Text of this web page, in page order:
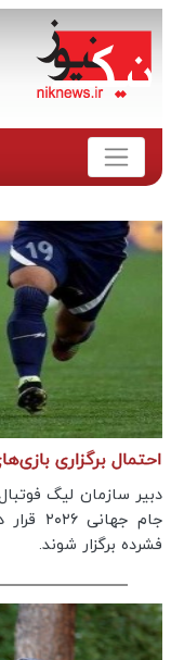
احتمال برگزاری
دبیر سازمان لیگ
جام
فشرده برگزار شوند.